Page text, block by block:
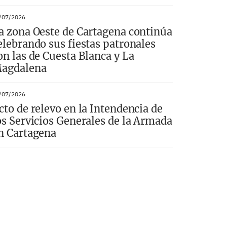
07/2026
zona Oeste de Cartagena continúa
sus fiestas patronales
las de Cuesta Blanca y La
07/2026
de relevo en la Intendencia de
Servicios Generales de la Armada
Cartagena